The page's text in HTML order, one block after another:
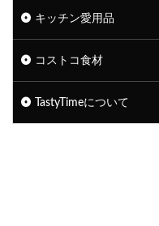
キッチン愛用品
コストコ食材
TastyTimeについて